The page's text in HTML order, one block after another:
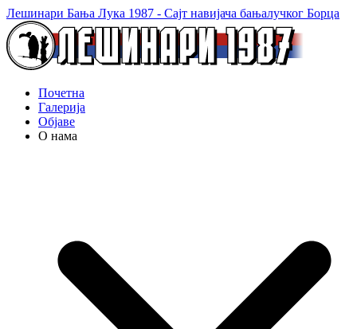
Лешинари Бања Лука 1987 - Сајт навијача бањалучког Борца
Почетна
Галерија
Објаве
О нама